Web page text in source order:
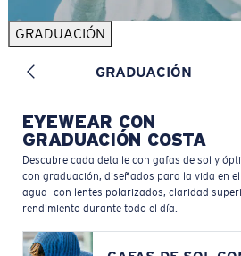
GRADUACIÓN
GRADUACIÓN
EYEWEAR CON
GRADUACIÓN COSTA
Descubre cada detalle con gafas de sol y
con graduación, diseñados para la vida en el
agua—con lentes polarizados, claridad
rendimiento durante todo el día.